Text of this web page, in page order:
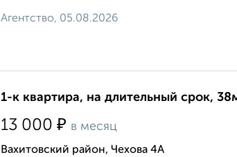
Агентство, 05.08.2026
1-к квартира, на длительный срок,
13 000 ₽ в месяц
Вахитовский район, Чехова 4А